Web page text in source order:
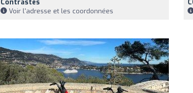
Contrastes
Voir l'adresse et les coordonnées